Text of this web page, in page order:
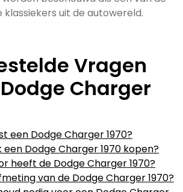
uit de autowereld.
Vragen
Charger
een Dodge Charger 1970?
een Dodge Charger 1970 kopen?
heeft de Dodge Charger 1970?
van de Dodge Charger 1970?